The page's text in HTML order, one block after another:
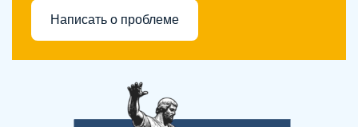
Написать о проблеме